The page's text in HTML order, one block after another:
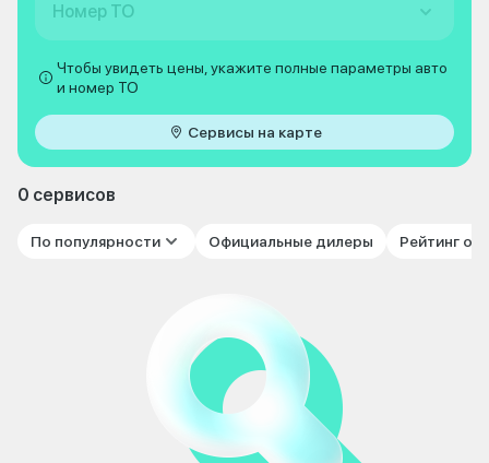
Номер ТО
Чтобы увидеть цены, укажите полные параметры авто
и номер ТО
Сервисы на карте
0 сервисов
По популярности Официальные дилеры Рейтинг